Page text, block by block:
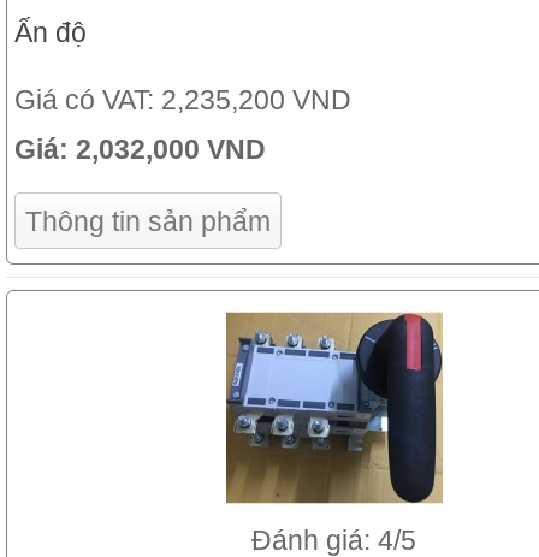
Ấn độ
Giá có VAT: 2,235,200 VND
Giá: 2,032,000 VND
Thông tin sản phẩm
Đánh giá: 4/5